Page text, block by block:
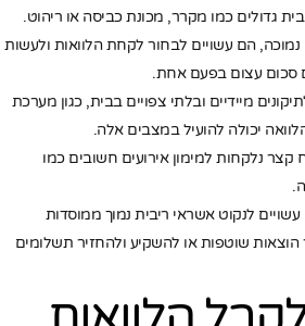
גדולים כמו מקרר, מכונת כביסה או ריהוט.
הם עשויים לבחור לקחת הלוואות ולעשות
סכום עצום בפעם אחת.
מיידיים ובלתי צפויים בבית, כגון מערכת
יכולה להועיל במצבים אלה.
קצר נלקחות למימון אירועים חשובים כמו
לנקוט אשראי ריבית נמוך ממוסדות
שוטפות או להשקיע ולהחזיר תשלומים